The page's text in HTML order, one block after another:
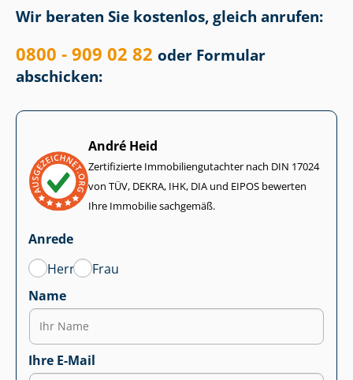
Wir beraten Sie kostenlos, gleich anrufen:
0800 - 909 02 82 oder Formular
abschicken:
André Heid
Zertifizierte Im­mo­bi­li­en­gut­ach­ter nach DIN 17024
von TÜV, DEKRA, IHK, DIA und EIPOS bewerten
Ihre Immobilie sachgemäß.
Anrede
Herr
Frau
Name
Ihre E-Mail